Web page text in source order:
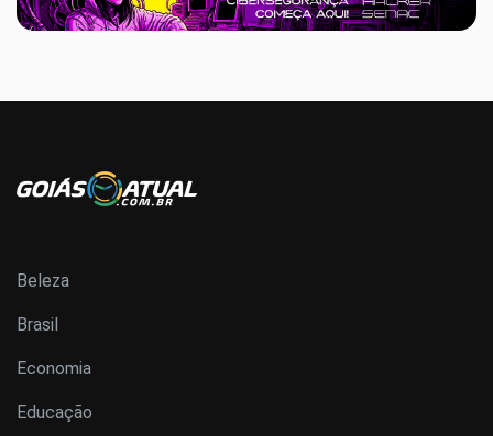
Beleza
Brasil
Economia
Educação